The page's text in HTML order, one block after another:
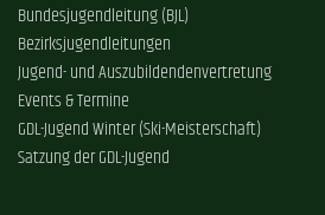
Bundesjugendleitung (BJL)
Bezirksjugendleitungen
Jugend- und Auszubildendenvertretung
Events & Termine
GDL-Jugend Winter (Ski-Meisterschaft)
Satzung der GDL-Jugend